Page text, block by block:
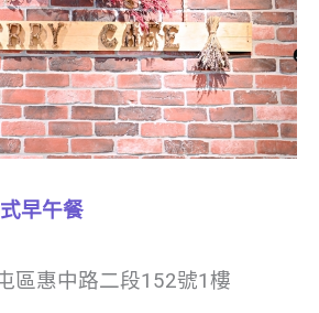
早午餐
區惠中路二段152號1樓